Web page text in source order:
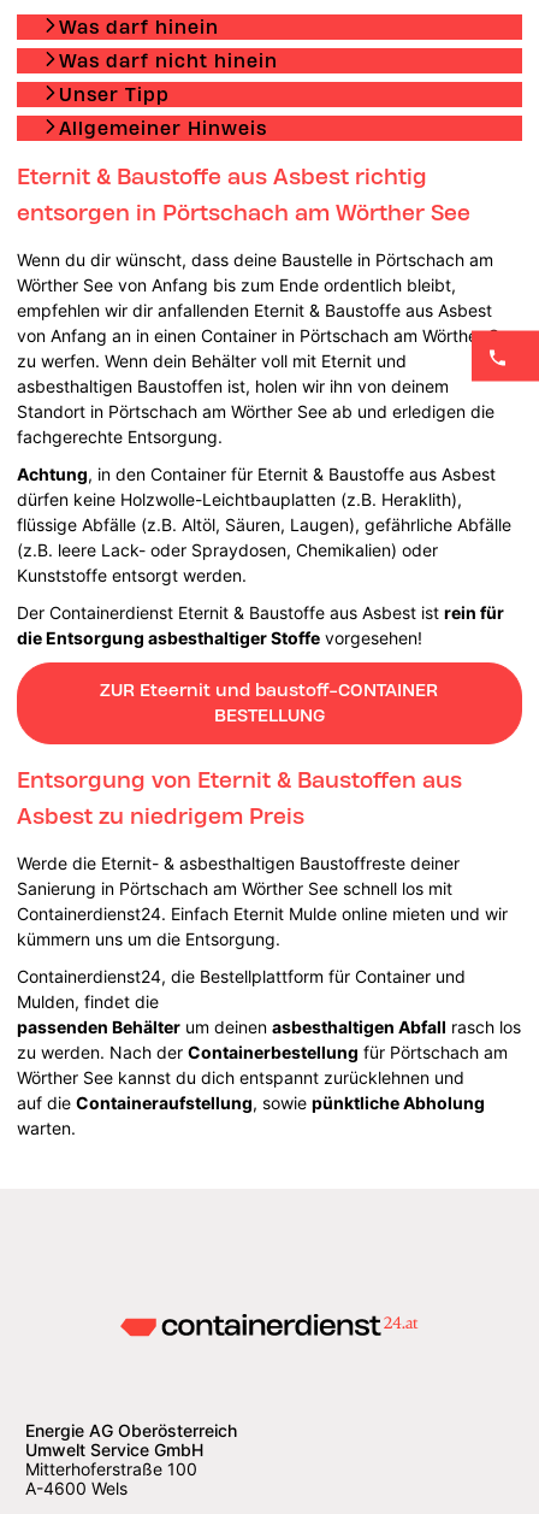
Was darf hinein
Was darf nicht hinein
Unser Tipp
Allgemeiner Hinweis
Eternit & Baustoffe aus Asbest richtig
entsorgen in Pörtschach am Wörther See
Wenn du dir wünscht, dass deine Baustelle in Pörtschach am
Wörther See von Anfang bis zum Ende ordentlich bleibt,
empfehlen wir dir anfallenden Eternit & Baustoffe aus Asbest
von Anfang an in einen Container in Pörtschach am Wörther See
zu werfen. Wenn dein Behälter voll mit Eternit und
asbesthaltigen Baustoffen ist, holen wir ihn von deinem
Standort in Pörtschach am Wörther See ab und erledigen die
fachgerechte Entsorgung.
Achtung, in den Container für Eternit & Baustoffe aus Asbest
dürfen keine Holzwolle-Leichtbauplatten (z.B. Heraklith),
flüssige Abfälle (z.B. Altöl, Säuren, Laugen), gefährliche Abfälle
(z.B. leere Lack- oder Spraydosen, Chemikalien) oder
Kunststoffe entsorgt werden.
Der Containerdienst Eternit & Baustoffe aus Asbest istrein für
die Entsorgung asbesthaltiger Stoffe vorgesehen!
ZUR Eteernit und baustoff-CONTAINER
BESTELLUNG
Entsorgung von Eternit & Baustoffen aus
Asbest zu niedrigem Preis
Werde die Eternit- & asbesthaltigen Baustoffreste deiner
Sanierung in Pörtschach am Wörther See schnell los mit
Containerdienst24. Einfach Eternit Mulde online mieten und wir
kümmern uns um die Entsorgung.
Containerdienst24, die Bestellplattform für Container und
Mulden, findet die
passenden Behälter um deinenasbesthaltigen Abfall rasch los
zu werden. Nach derContainerbestellung für Pörtschach am
Wörther See kannst du dich entspannt zurücklehnen und
auf dieContaineraufstellung, sowiepünktliche Abholung
warten.
Energie AG Oberösterreich
Umwelt Service GmbH
Mitterhoferstraße 100
A-4600 Wels